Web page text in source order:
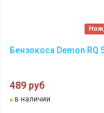
Бензокоса Demon RQ
489 руб
в наличии